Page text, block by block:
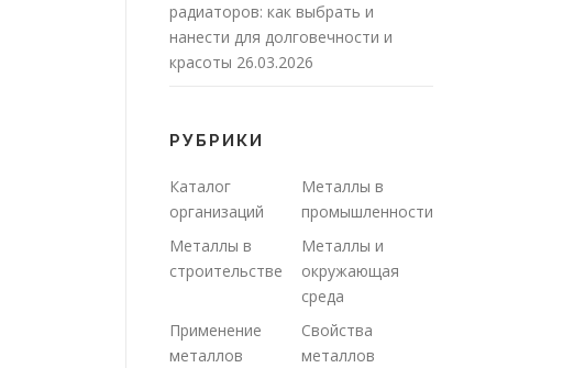
радиаторов: как выбрать и
нанести для долговечности и
красоты 26.03.2026
РУБРИКИ
Каталог
организаций
Металлы в
промышленности
Металлы в
строительстве
Металлы и
окружающая
среда
Применение
металлов
Свойства
металлов